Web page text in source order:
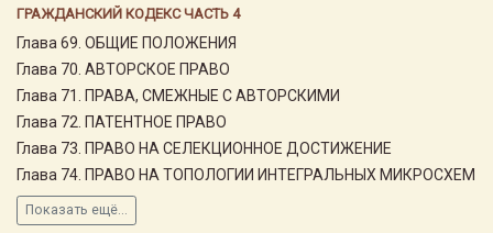
ГРАЖДАНСКИЙ КОДЕКС ЧАСТЬ 4
Глава 69. ОБЩИЕ ПОЛОЖЕНИЯ
Глава 70. АВТОРСКОЕ ПРАВО
Глава 71. ПРАВА, СМЕЖНЫЕ С АВТОРСКИМИ
Глава 72. ПАТЕНТНОЕ ПРАВО
Глава 73. ПРАВО НА СЕЛЕКЦИОННОЕ ДОСТИЖЕНИЕ
Глава 74. ПРАВО НА ТОПОЛОГИИ ИНТЕГРАЛЬНЫХ МИКРОСХЕМ
Показать ещё...